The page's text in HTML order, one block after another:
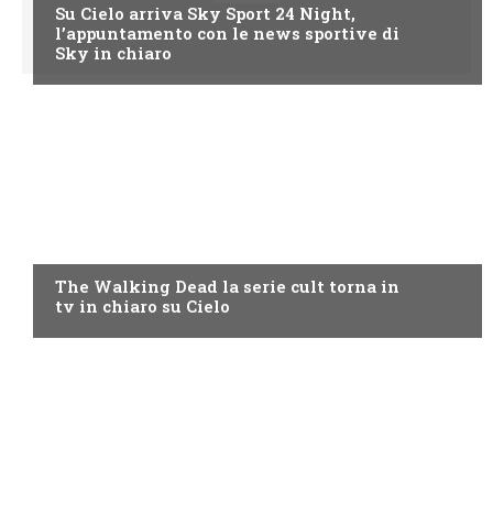
Su Cielo arriva Sky Sport 24 Night,
l’appuntamento con le news sportive di
Sky in chiaro
The Walking Dead la serie cult torna in
tv in chiaro su Cielo